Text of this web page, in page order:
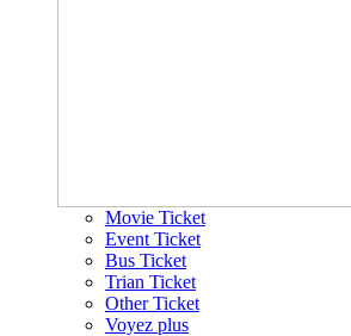
Movie Ticket
Event Ticket
Bus Ticket
Trian Ticket
Other Ticket
Voyez plus